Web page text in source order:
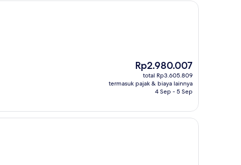
Harga
sekarang
Rp2.980.007
Rp2.980.007
total Rp3.605.809
termasuk pajak & biaya lainnya
4 Sep - 5 Sep